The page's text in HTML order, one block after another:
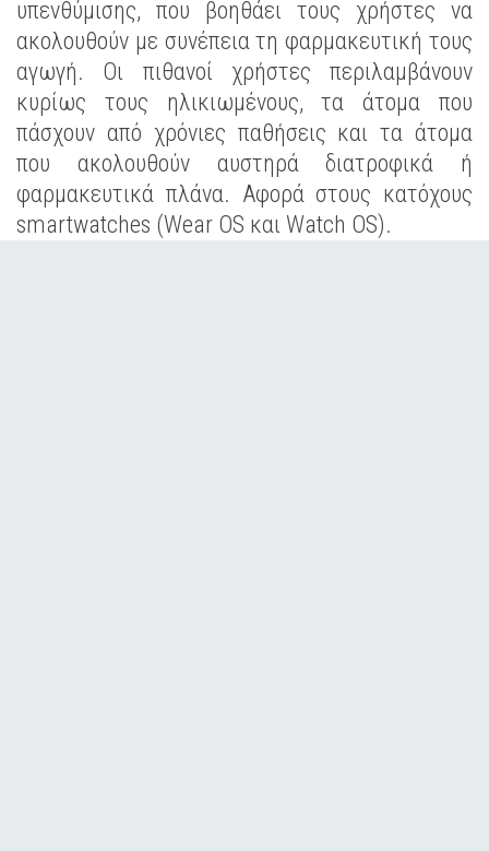
υπενθύμισης, που βοηθάει τους χρήστες να
ακολουθούν με συνέπεια τη φαρμακευτική τους
αγωγή. Οι πιθανοί χρήστες περιλαμβάνουν
κυρίως τους ηλικιωμένους, τα άτομα που
πάσχουν από χρόνιες παθήσεις και τα άτομα
που ακολουθούν αυστηρά διατροφικά ή
φαρμακευτικά πλάνα. Αφορά στους κατόχους
smartwatches (Wear OS και Watch OS).